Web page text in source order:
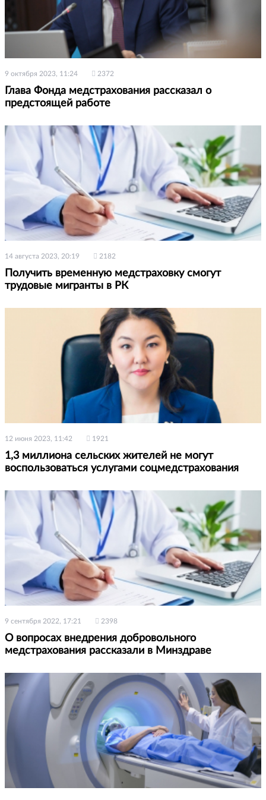
9 октября 2023, 11:24 2372
Глава Фонда медстрахования рассказал о
предстоящей работе
14 августа 2023, 20:19 2182
Получить временную медстраховку смогут
трудовые мигранты в РК
12 июня 2023, 11:42 1921
1,3 миллиона сельских жителей не могут
воспользоваться услугами соцмедстрахования
9 сентября 2022, 17:21 2398
О вопросах внедрения добровольного
медстрахования рассказали в Минздраве